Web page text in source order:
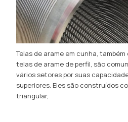
Telas de arame em cunha,
telas de arame de perfil, são
vários setores por suas
superiores. Eles são construídos
triangular,